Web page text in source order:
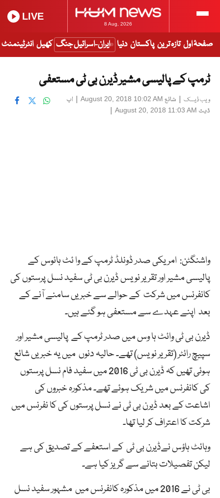
8 Aug, 2026
LIVE
صفحۂ اول تازہ ترین پاکستان دنیا ایران-اسرائیل جنگ کھیل انٹرٹینمنٹ
ٹرمپ کے پالیسی مشیر ڈیرن بی ٹی مستعفی
ویب ڈیسک | شائع August 20, 2018 10:02 AM
| اپ
ڈیٹ August 20, 2018 11:03 AM
|
واشنگٹن: امریکی صدر ڈونلڈ ٹرمپ کے وا ئٹ ہائوس کے
پالیسی مشیر اور تقریر نویس ڈیرن بی ٹی سفید نسل پرستوں کی
کانفرنس میں شرکت کے حوالے سے خبریں سامنے آنے کے
بعد اپنے عہدے سے مستعفی ہو گئے ہیں۔
ڈیرن بی ٹی وائٹ ہا وس میں صدر ٹرمپ کے پالیسی مشیر اور
سپیچ رائٹر (تقریر نویس) تھے۔ حالیہ دنوں میں یہ خبریں شائع
ہوئی تھیں کہ ڈیرن بی ٹی 2016 میں سفید فام نسل پرستوں
کی کانفرنس میں شریک ہوئے تھے۔ مذکورہ خبروں کی
اشاعت کے بعد ڈیرن بی ٹی نے نسل پرستوں کی کا نفرنس میں
شرکت کا اعتراف کر لیا تھا۔
وہائٹ ہاؤس نےڈیرن بی ٹی کے استعفے کے تصدیق کی ہے
لیکن تفصیلات بتانے سے گریز کیا ہے۔
بی ٹی نے 2016 میں مذکورہ کانفرنس میں مشہور سفید نسل